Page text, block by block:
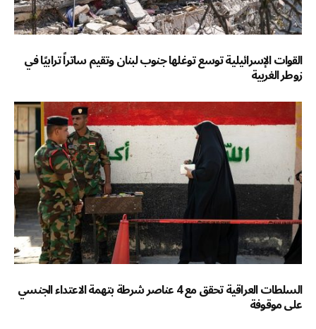
القوات الإسرائيلية توسع توغلها جنوب لبنان وتقيم ساتراً ترابيًا في
زوطر الغربية
السلطات العراقية تحقق مع 4 عناصر شرطة بتهمة الاعتداء الجنسي
على موقوفة